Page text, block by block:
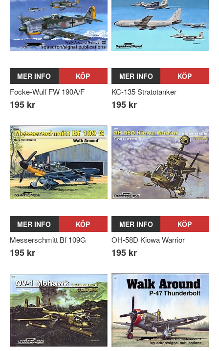
MER INFO KÖP
Focke-Wulf FW 190A/F
195 kr
MER INFO KÖP
KC-135 Stratotanker
195 kr
MER INFO KÖP
Messerschmitt Bf 109G
195 kr
MER INFO KÖP
OH-58D Kiowa Warrior
195 kr